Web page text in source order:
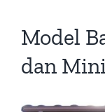
Model
dan